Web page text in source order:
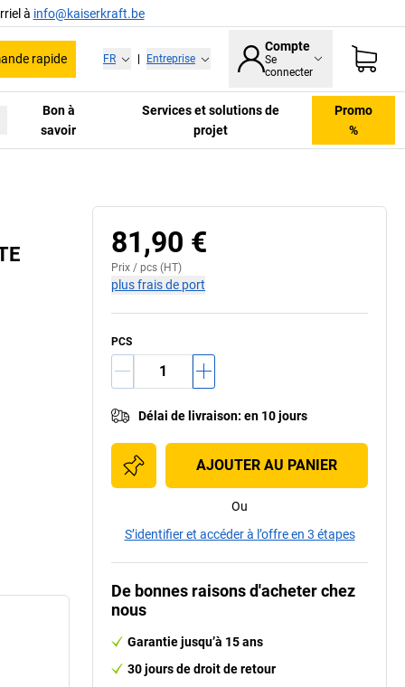
à info@kaiserkraft.be
rapide FR Entreprise
Compte
Se
connecter
Bon à
savoir
Services et solutions de
projet
Promo
%
81,90 €
Prix / pcs (HT)
plus frais de port
PCS
Délai de livraison: en 10 jours
AJOUTER AU PANIER
Ou
S’identifier et accéder à l’offre en 3 étapes
De bonnes raisons d'acheter chez
nous
Garantie jusqu’à 15 ans
30 jours de droit de retour